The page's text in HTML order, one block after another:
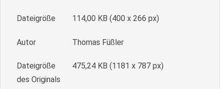
Dateigröße 114,00 KB (400 x 266 px)
Autor Thomas Füßler
Dateigröße
des Originals
475,24 KB (1181 x 787 px)